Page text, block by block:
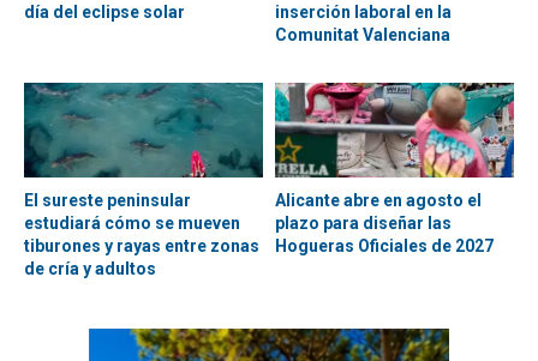
día del eclipse solar
inserción laboral en la
Comunitat Valenciana
El sureste peninsular
estudiará cómo se mueven
tiburones y rayas entre zonas
de cría y adultos
Alicante abre en agosto el
plazo para diseñar las
Hogueras Oficiales de 2027